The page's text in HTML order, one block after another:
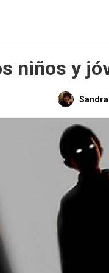
niños y